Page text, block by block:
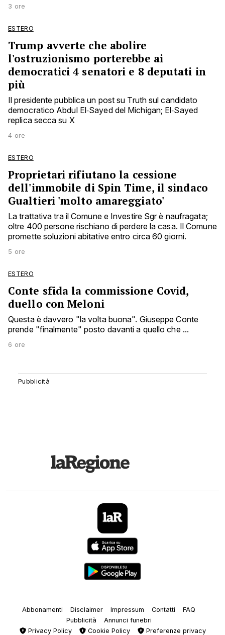
3 ore
ESTERO
Trump avverte che abolire
l'ostruzionismo porterebbe ai
democratici 4 senatori e 8 deputati in
più
Il presidente pubblica un post su Truth sul candidato
democratico Abdul El‑Sayed del Michigan; El‑Sayed
replica secca su X
4 ore
ESTERO
Proprietari rifiutano la cessione
dell'immobile di Spin Time, il sindaco
Gualtieri 'molto amareggiato'
La trattativa tra il Comune e Investire Sgr è naufragata;
oltre 400 persone rischiano di perdere la casa. Il Comune
promette soluzioni abitative entro circa 60 giorni.
5 ore
ESTERO
Conte sfida la commissione Covid,
duello con Meloni
Questa è davvero "la volta buona". Giuseppe Conte
prende "finalmente" posto davanti a quello che ...
6 ore
Abbonamenti Disclaimer Impressum Contatti
FAQ
Pubblicità
Annunci funebri
Privacy Policy
Cookie Policy Preferenze privacy